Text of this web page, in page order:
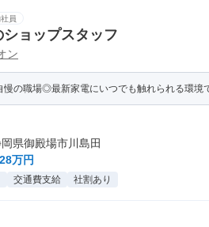
員
ョップスタッフ
ン
慢の職場◎最新家電にいつでも触れられる環境
県御殿場市川島田
万円
交通費支給 社割あり